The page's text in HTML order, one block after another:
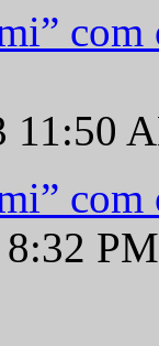
com
11:50
com
8:32